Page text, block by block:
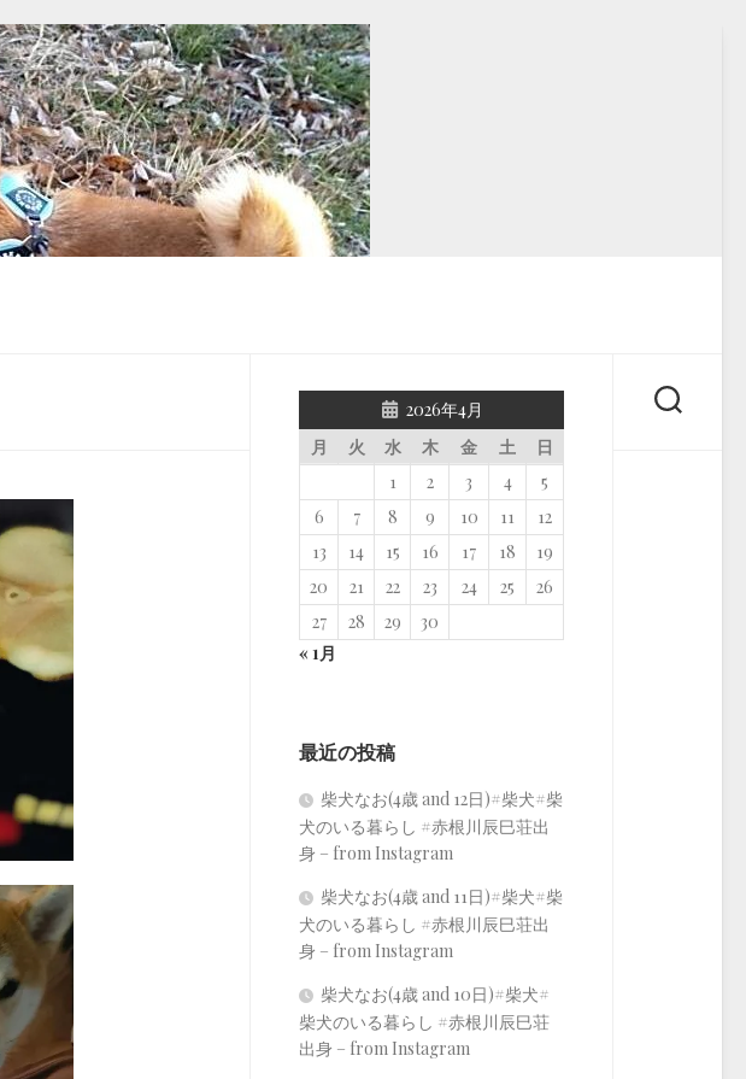
2026年4月
月
火 水 木 金 土
日
1
2 3 4
5
6
7 8 9 10 11
12
13
14 15 16 17 18
19
20
21 22 23 24 25
26
27
28 29
30
« 1月
最近の投稿
柴犬なお(4歳 and 12日)#柴犬#柴
犬のいる暮らし #赤根川辰巳荘出
身 – from Instagram
柴犬なお(4歳 and 11日)#柴犬#柴
犬のいる暮らし #赤根川辰巳荘出
身 – from Instagram
柴犬なお(4歳 and 10日)#柴犬#
柴犬のいる暮らし #赤根川辰巳荘
出身 – from Instagram